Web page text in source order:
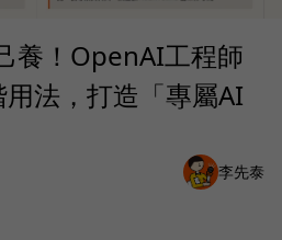
養！OpenAI工程師
法，打造「專屬AI
李先泰